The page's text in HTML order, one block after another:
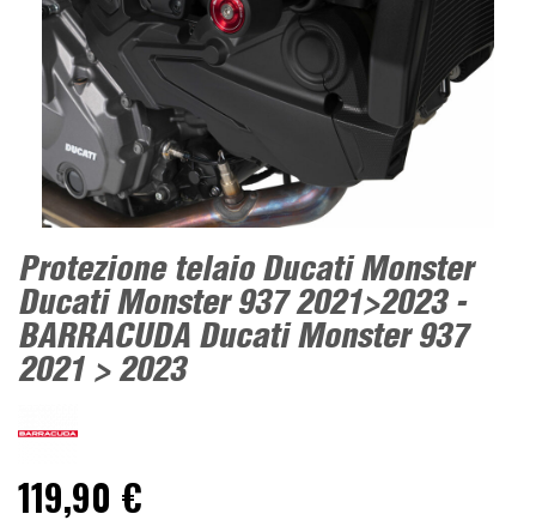
Protezione telaio Ducati Monster
Ducati Monster 937 2021>2023 -
BARRACUDA Ducati Monster 937
2021 > 2023
119,90 €